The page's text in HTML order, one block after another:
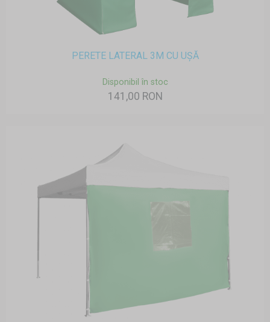
PERETE LATERAL 3M CU UȘĂ
Disponibil în stoc
141,00 RON